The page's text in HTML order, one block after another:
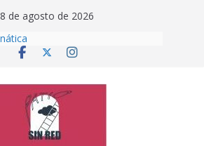
8 de agosto de 2026
hasta entonces…
broma infinita’ de recomendar
veraniegas
del Mundial